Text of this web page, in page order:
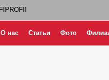
О нас Статьи Фото